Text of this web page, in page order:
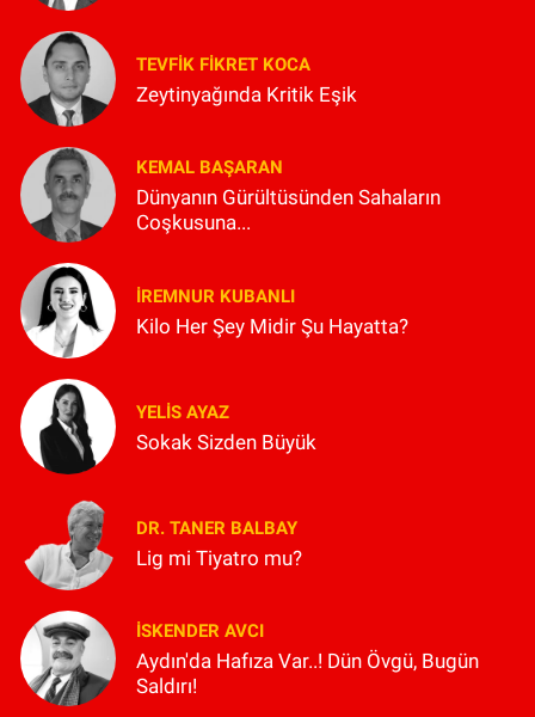
TEVFIK FIKRET KOCA
Zeytinyağında Kritik Eşik
KEMAL BAŞARAN
Dünyanın Gürültüsünden Sahaların
Coşkusuna...
İREMNUR KUBANLI
Kilo Her Şey Midir Şu Hayatta?
YELIS AYAZ
Sokak Sizden Büyük
DR. TANER BALBAY
Lig mi Tiyatro mu?
İSKENDER AVCI
Aydın'da Hafıza Var..! Dün Övgü, Bugün
Saldırı!